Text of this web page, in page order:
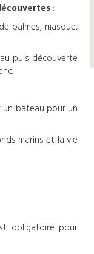
:
palmes, masque,
puis découverte
bateau pour un
marins et la vie
obligatoire pour